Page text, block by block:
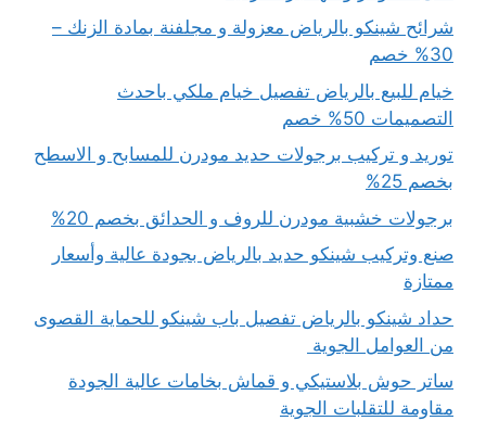
شرائح شينكو بالرياض معزولة و مجلفنة بمادة الزنك –
30% خصم
خيام للبيع بالرياض تفصيل خيام ملكي باحدث
التصميمات 50% خصم
توريد و تركيب برجولات حديد مودرن للمسابح و الاسطح
بخصم 25%
برجولات خشبية مودرن للروف و الحدائق بخصم 20%
صنع وتركيب شينكو حديد بالرياض بجودة عالية وأسعار
ممتازة
حداد شينكو بالرياض تفصيل باب شينكو للحماية القصوى
من العوامل الجوية
ساتر حوش بلاستيكي و قماش بخامات عالية الجودة
مقاومة للتقلبات الجوية